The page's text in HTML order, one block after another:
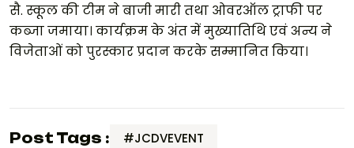
सै. स्कूल की टीम ने बाजी मारी तथा ओवरऑल ट्राफी पर
कब्जा जमाया। कार्यक्रम के अंत में मुख्यातिथि एवं अन्य ने
विजेताओं को पुरस्कार प्रदान करके सम्मानित किया।
Post Tags :
#JCDVEVENT